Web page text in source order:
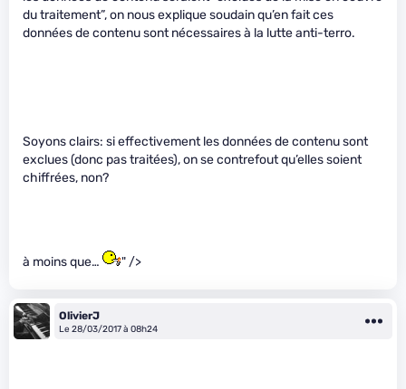
du traitement”, on nous explique soudain qu’en fait ces
données de contenu sont nécessaires à la lutte anti-terro.
Soyons clairs: si effectivement les données de contenu sont
exclues (donc pas traitées), on se contrefout qu’elles soient
chiffrées, non?
à moins que… " />
OlivierJ
Le 28/03/2017 à 08h24